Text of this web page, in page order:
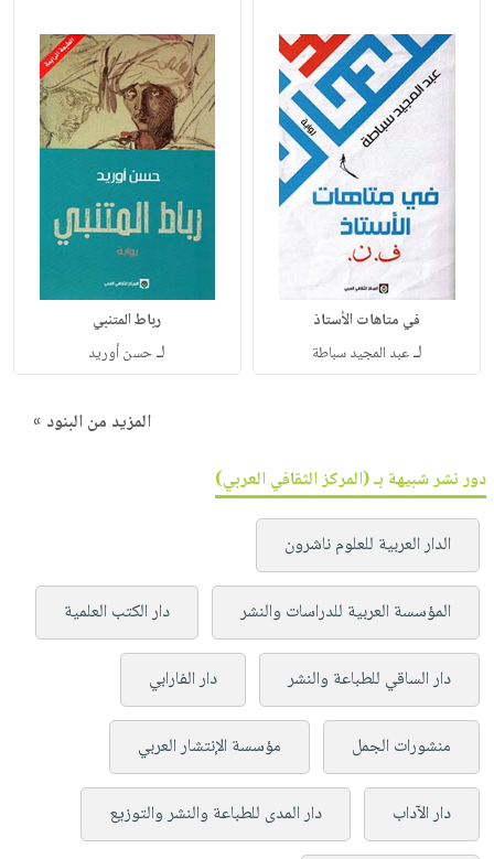
في متاهات الأستاذ
لـعبد المجيد سباطة
رباط المتنبي
لـحسن أوريد
المزيد من البنود »
دور نشر شبيهة بـ (المركز الثقافي العربي)
الدار العربية للعلوم ناشرون
المؤسسة العربية للدراسات والنشر دار الكتب العلمية
دار الساقي للطباعة والنشر دار الفارابي
منشورات الجمل مؤسسة الإنتشار العربي
دار الآداب دار المدى للطباعة والنشر والتوزيع